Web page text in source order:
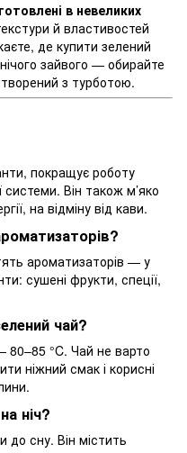
в невеликих
й властивостей
де купити зелений
зайвого — обирайте
з турботою.
покращує роботу
Він також м’яко
на відміну від кави.
ароматизаторів — у
сушені фрукти, спеції,
чай?
°C. Чай не варто
ніжний смак і корисні
ніч?
до сну. Він містить